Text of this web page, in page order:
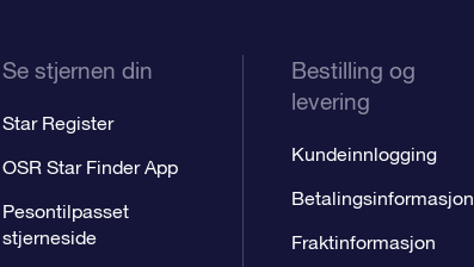
Se stjernen din
Star Register
OSR Star Finder App
Pesontilpasset
stjerneside
Bestilling og
levering
Kundeinnlogging
Betalingsinformasjon
Fraktinformasjon